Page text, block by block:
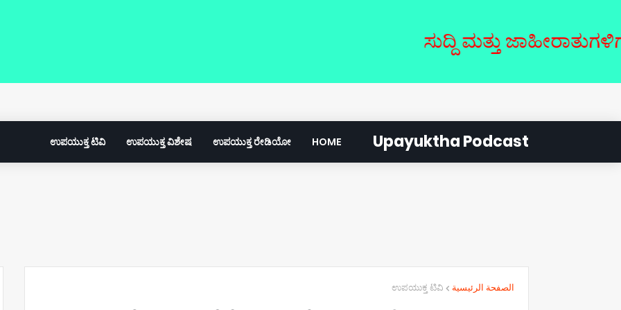
ಸುದ್ದಿ ಮತ್ತು ಜಾಹೀರಾತುಗಳಿಗಾಗಿ
Upayuktha Podcast
HOME
ಉಪಯುಕ್ತ ರೇಡಿಯೋ
ಉಪಯುಕ್ತ ವಿಶೇಷ
ಉಪಯುಕ್ತ ಟಿವಿ
الصفحة الرئيسية ಉಪಯುಕ್ತ ಟಿವಿ